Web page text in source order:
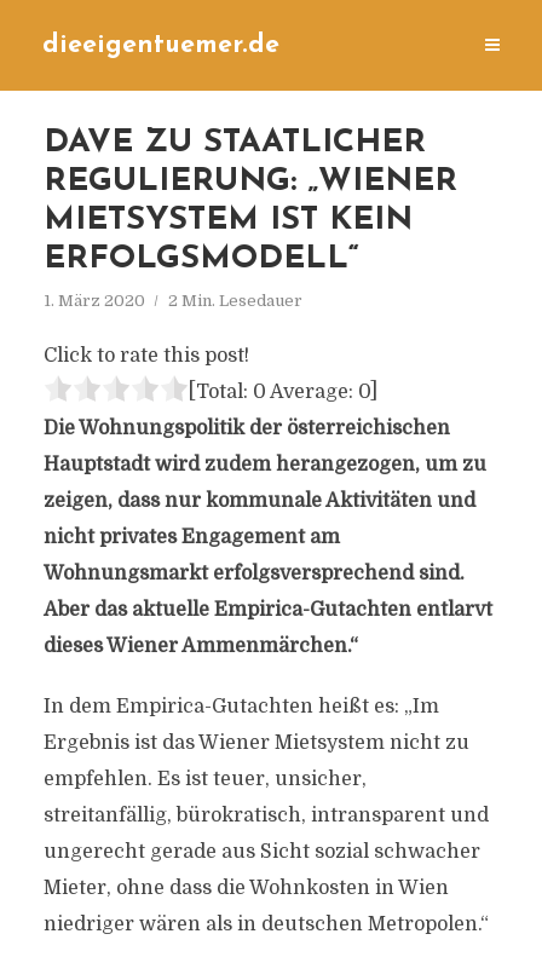
dieeigentuemer.de
DAVE ZU STAATLICHER
REGULIERUNG: „WIENER
MIETSYSTEM IST KEIN
ERFOLGSMODELL“
1. März 2020 2 Min. Lesedauer
Click to rate this post!
[Total: 0 Average: 0]
Die Wohnungspolitik der österreichischen
Hauptstadt wird zudem herangezogen, um zu
zeigen, dass nur kommunale Aktivitäten und
nicht privates Engagement am
Wohnungsmarkt erfolgsversprechend sind.
Aber das aktuelle Empirica-Gutachten entlarvt
dieses Wiener Ammenmärchen.“
In dem Empirica-Gutachten heißt es: „Im
Ergebnis ist das Wiener Mietsystem nicht zu
empfehlen. Es ist teuer, unsicher,
streitanfällig, bürokratisch, intransparent und
ungerecht gerade aus Sicht sozial schwacher
Mieter, ohne dass die Wohnkosten in Wien
niedriger wären als in deutschen Metropolen.“